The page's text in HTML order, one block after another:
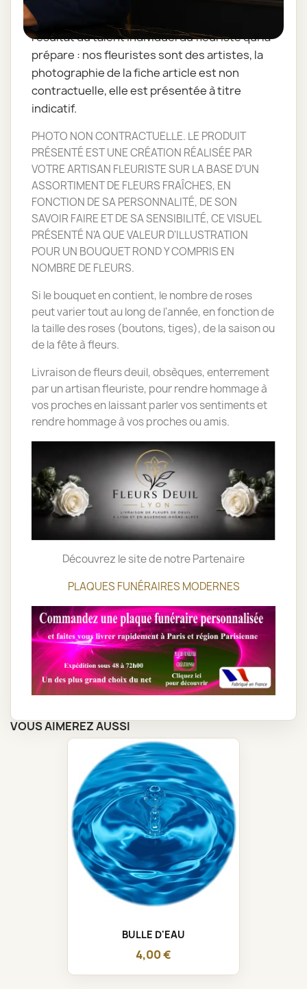
de saisons. La réalisation florale est le
résultat du talent individuel du fleuriste qui la
prépare : nos fleuristes sont des artistes, la
photographie de la fiche article est non
contractuelle, elle est présentée à titre
indicatif.
PHOTO NON CONTRACTUELLE. LE PRODUIT
PRÉSENTÉ EST UNE CRÉATION RÉALISÉE PAR
VOTRE ARTISAN FLEURISTE SUR LA BASE D'UN
ASSORTIMENT DE FLEURS FRAÎCHES, EN
FONCTION DE SA PERSONNALITÉ, DE SON
SAVOIR FAIRE ET DE SA SENSIBILITÉ, CE VISUEL
PRÉSENTÉ N'A QUE VALEUR D'ILLUSTRATION
POUR UN BOUQUET ROND Y COMPRIS EN
NOMBRE DE FLEURS.
Si le bouquet en contient, le nombre de roses
peut varier tout au long de l'année, en fonction de
la taille des roses (boutons, tiges), de la saison ou
de la fête à fleurs.
Livraison de fleurs deuil, obsèques, enterrement
par un artisan fleuriste, pour rendre hommage à
vos proches en laissant parler vos sentiments et
rendre hommage à vos proches ou amis.
Découvrez le site de notre Partenaire
PLAQUES FUNÉRAIRES MODERNES
VOUS AIMEREZ AUSSI
BULLE D'EAU
4,00 €